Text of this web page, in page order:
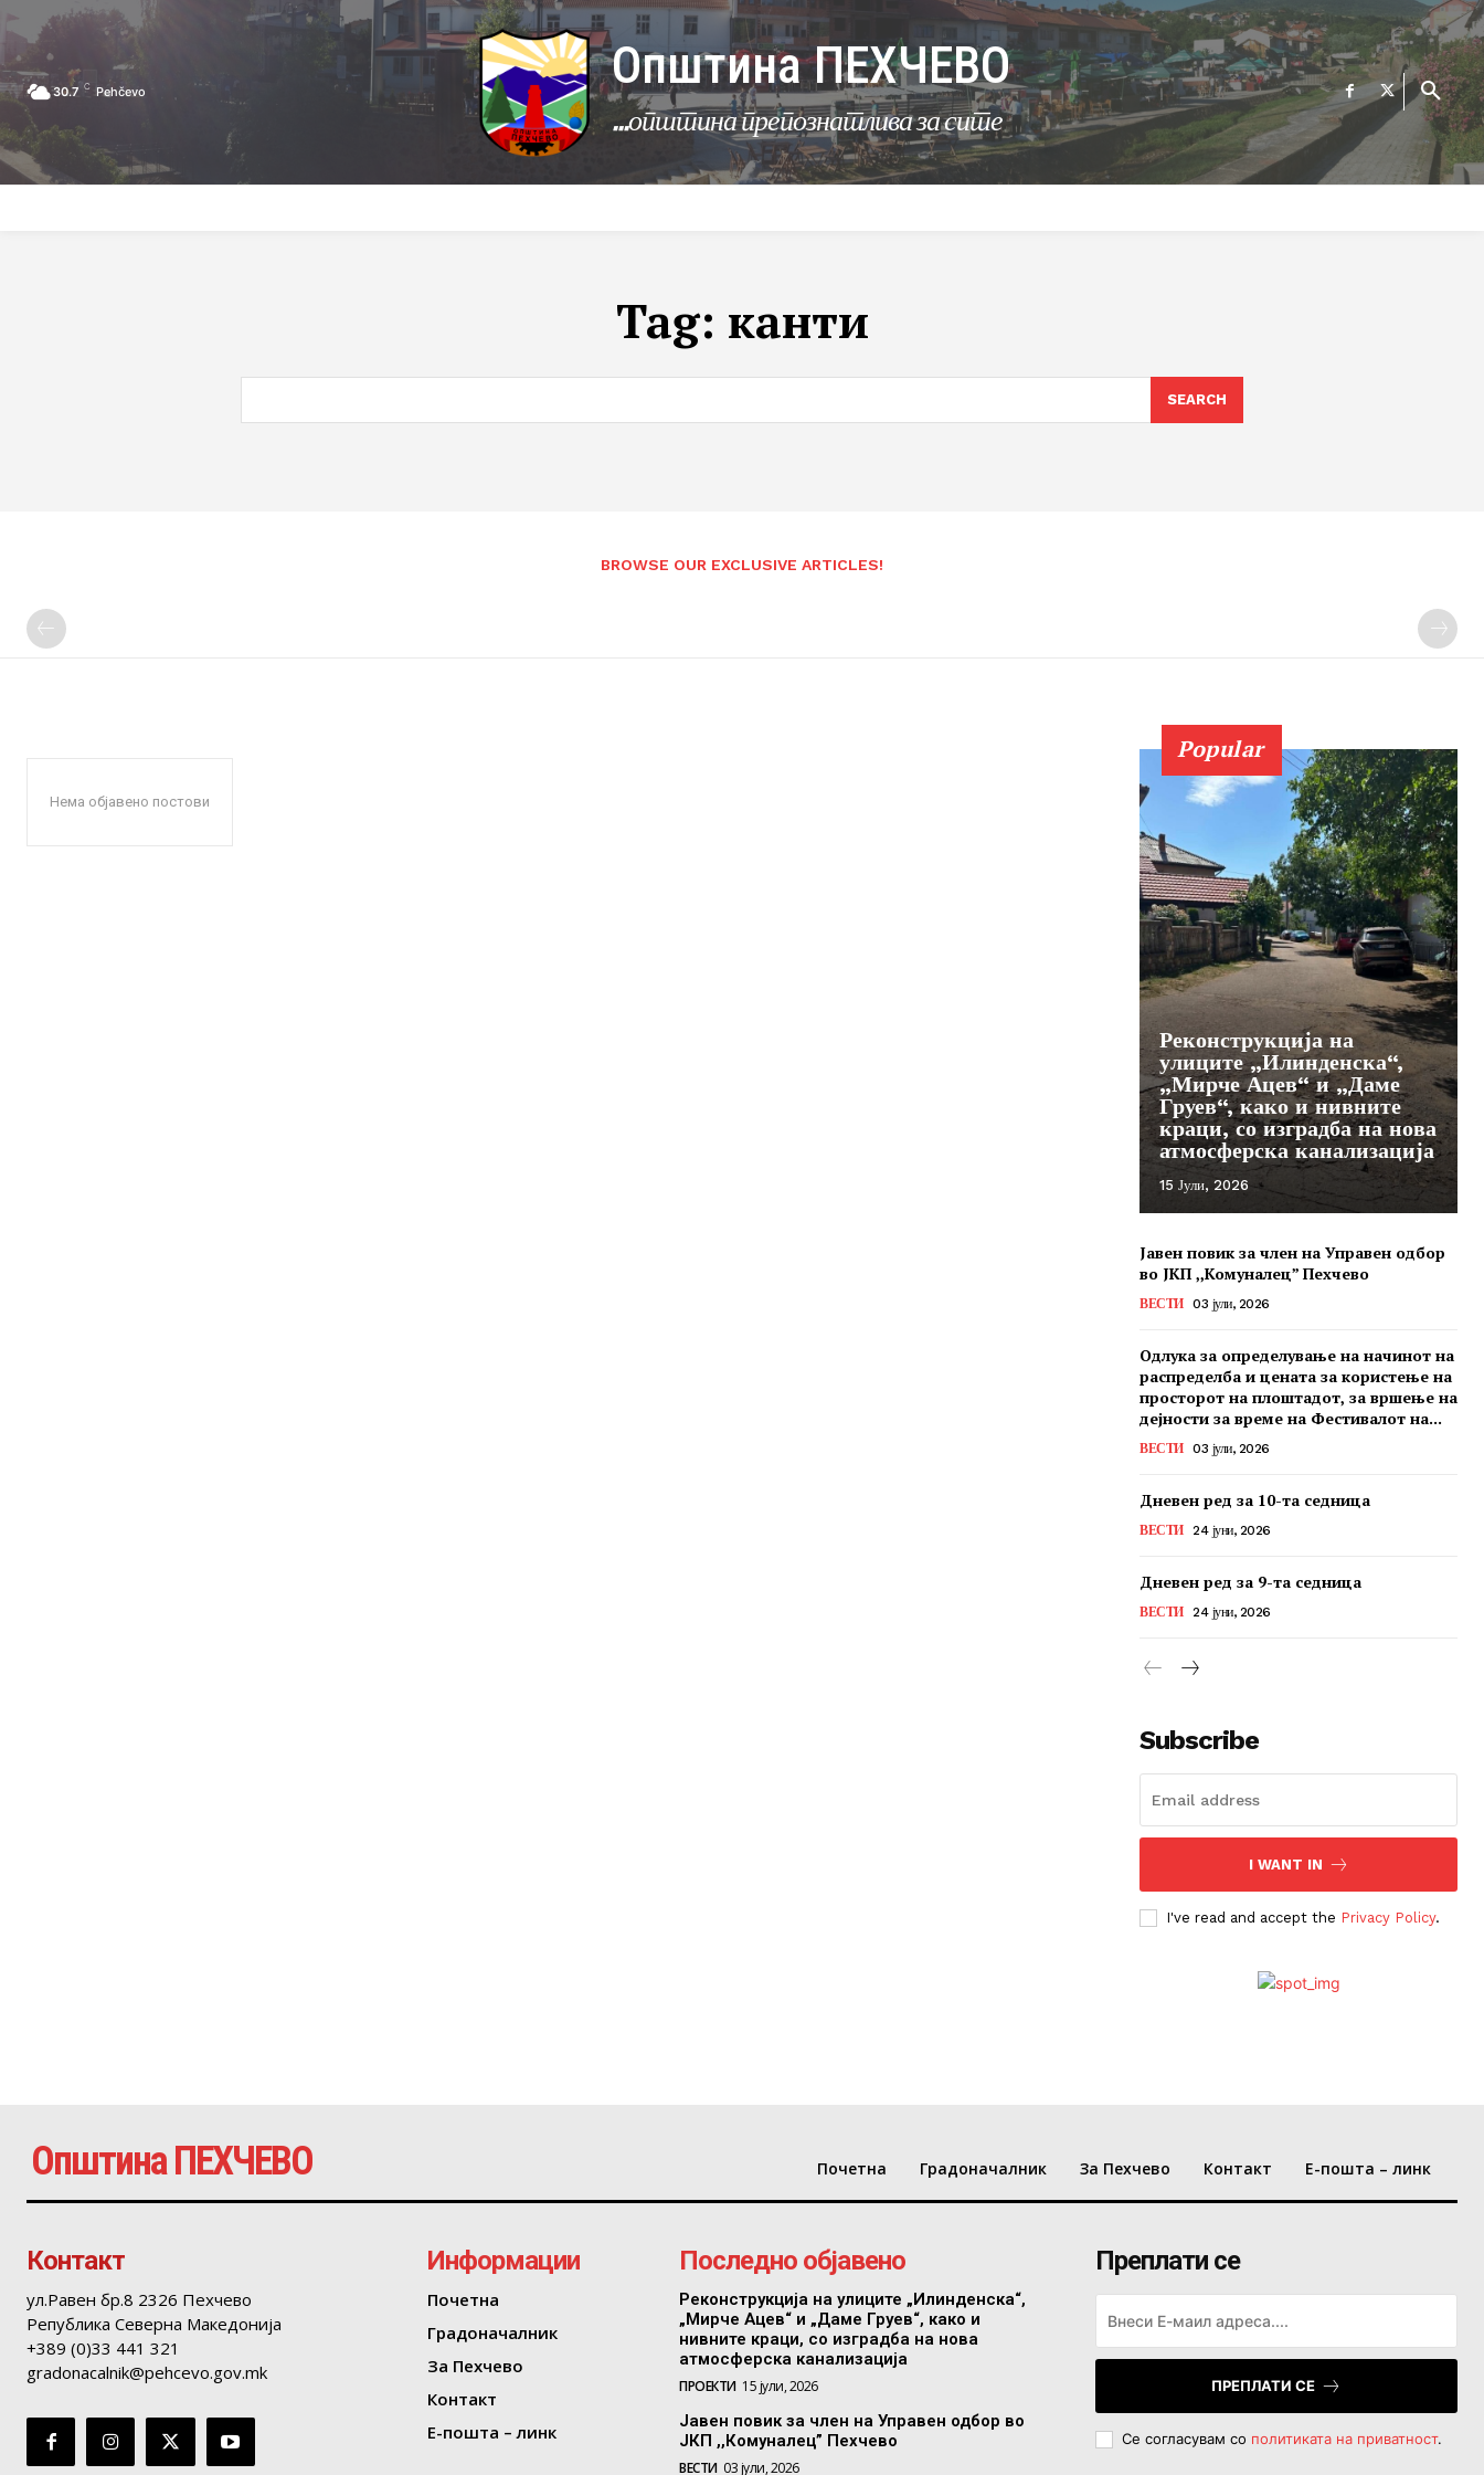
30.7 C Pehčevo Општина ПЕХЧЕВО
...општина препознатлива за сите
Tag: канти
SEARCH
BROWSE OUR EXCLUSIVE ARTICLES!
Нема објавено постови
Popular
Реконструкција на
улиците „Илинденска“,
„Мирче Ацев“ и „Даме
Груев“, како и нивните
краци, со изградба на нова
атмосферска канализација
15 Јули, 2026
Јавен повик за член на Управен одбор
во ЈКП ,,Комуналец” Пехчево
ВЕСТИ 03 јули, 2026
Одлука за определување на начинот на
распределба и цената за користење на
просторот на плоштадот, за вршење на
дејности за време на Фестивалот на...
ВЕСТИ 03 јули, 2026
Дневен ред за 10-та седница
ВЕСТИ 24 јуни, 2026
Дневен ред за 9-та седница
ВЕСТИ 24 јуни, 2026
Subscribe
I WANT IN
I've read and accept the Privacy Policy.
Општина ПЕХЧЕВО Почетна Градоначалник За Пехчево Контакт Е-пошта – линк
Контакт
ул.Равен бр.8 2326 Пехчево
Република Северна Македонија
+389 (0)33 441 321
gradonacalnik@pehcevo.gov.mk
Информации
Почетна
Градоначалник
За Пехчево
Контакт
Е-пошта – линк
Последно објавено
Реконструкција на улиците „Илинденска“,
„Мирче Ацев“ и „Даме Груев“, како и
нивните краци, со изградба на нова
атмосферска канализација
ПРОЕКТИ 15 јули, 2026
Јавен повик за член на Управен одбор во
ЈКП ,,Комуналец” Пехчево
ВЕСТИ 03 јули, 2026
Преплати се
ПРЕПЛАТИ СЕ
Се согласувам со политиката на приватност.